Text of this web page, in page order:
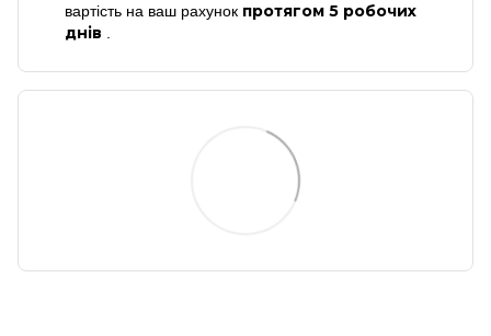
вартість на ваш рахунок протягом 5 робочих
днів .